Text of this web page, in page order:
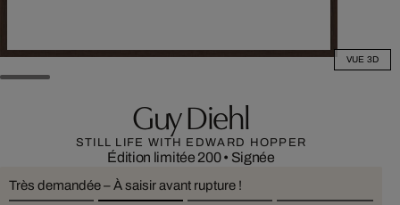
VUE 3D
Guy Diehl
STILL LIFE WITH EDWARD HOPPER
Édition limitée 200• Signée
Très demandée – À saisir avant rupture !